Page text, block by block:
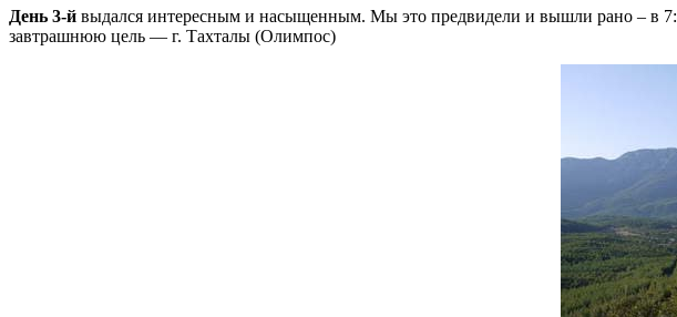
День 3-й выдался интересным и насыщенным. Мы это предвидели и вышли рано – в
завтрашнюю цель — г. Тахталы (Олимпос)